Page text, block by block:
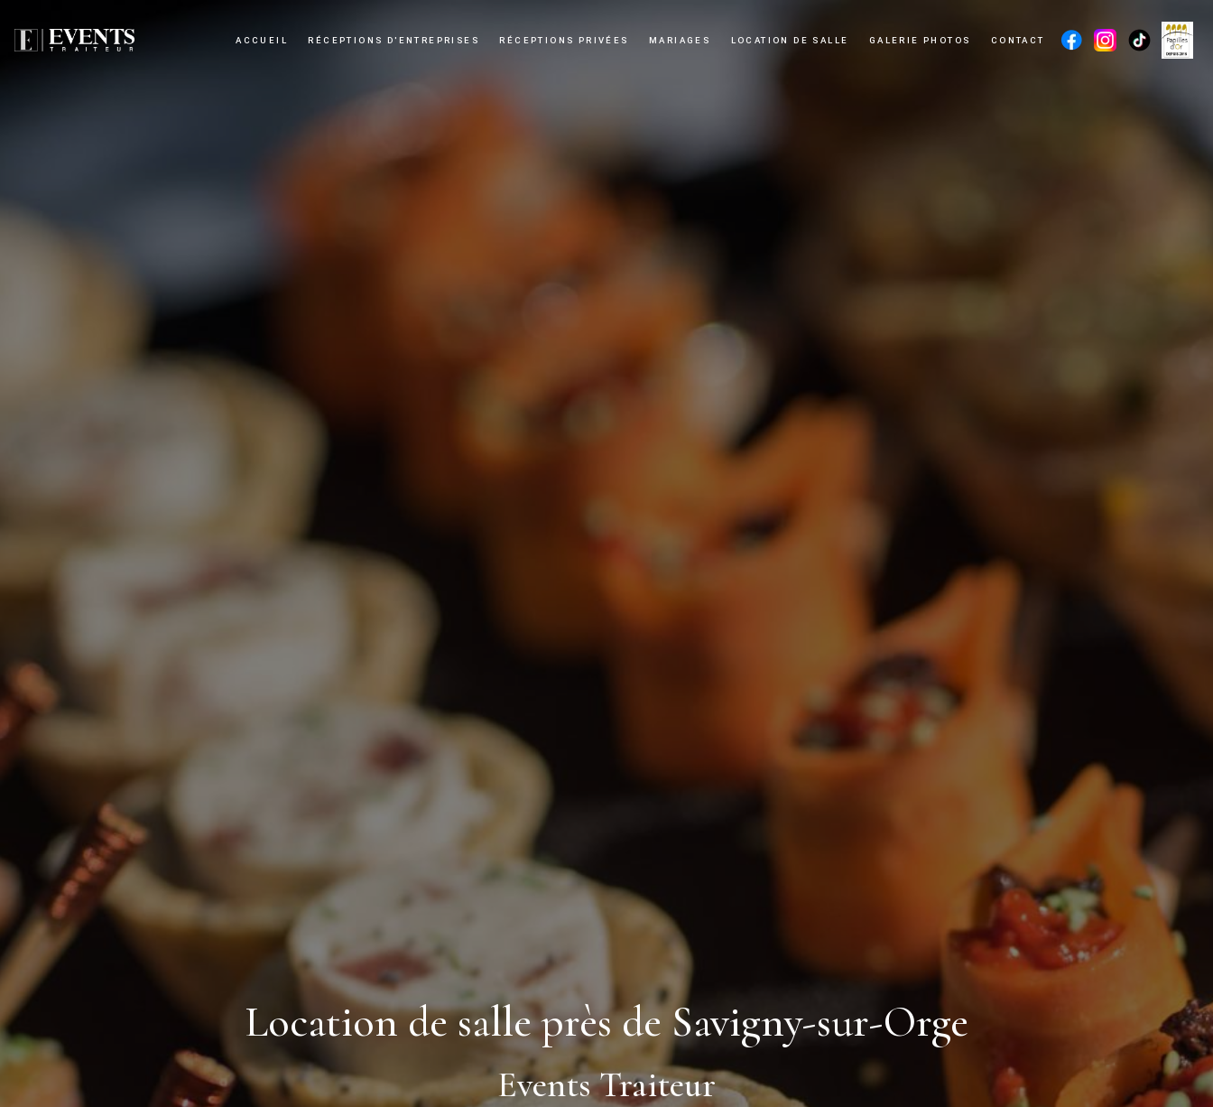
ACCUEIL RÉCEPTIONS D'ENTREPRISES RÉCEPTIONS PRIVÉES MARIAGES LOCATION DE SALLE GALERIE PHOTOS CONTACT
Location de salle près de Savigny-sur-Orge
Events Traiteur